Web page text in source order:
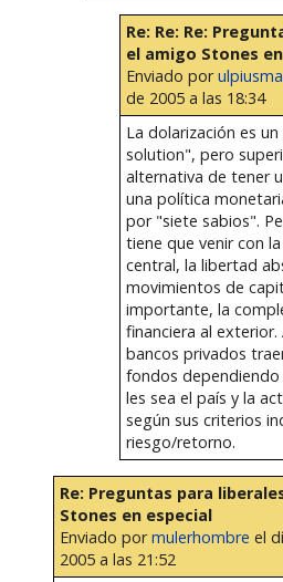
Re: Re: Re:
el amigo Stones
Enviado por
de 2005 a las 18:34
La dolarización es
solution", pero
alternativa de tener
una política
por "siete sabios".
tiene que venir con
central, la libertad
movimientos de
importante, la
financiera al exterior.
bancos privados
fondos
les sea el país y la
según sus criterios
riesgo/retorno.
Re: Preguntas para
Stones en especial
Enviado pormulerhombre el
2005 a las 21:52